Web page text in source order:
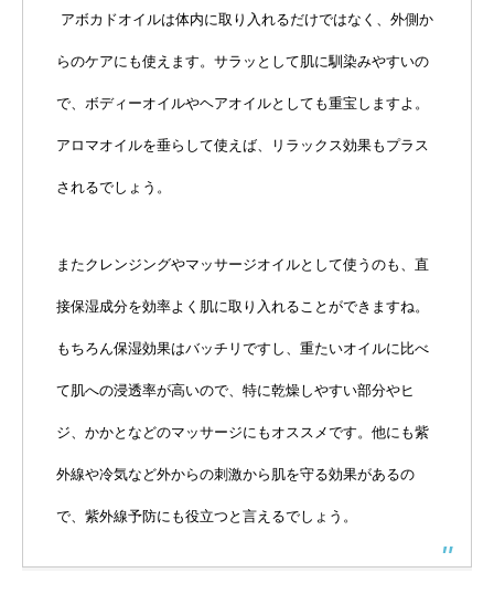
アボカドオイルは体内に取り入れるだけではなく、外側か
らのケアにも使えます。サラッとして肌に馴染みやすいの
で、ボディーオイルやヘアオイルとしても重宝しますよ。
アロマオイルを垂らして使えば、リラックス効果もプラス
されるでしょう。
またクレンジングやマッサージオイルとして使うのも、直
接保湿成分を効率よく肌に取り入れることができますね。
もちろん保湿効果はバッチリですし、重たいオイルに比べ
て肌への浸透率が高いので、特に乾燥しやすい部分やヒ
ジ、かかとなどのマッサージにもオススメです。他にも紫
外線や冷気など外からの刺激から肌を守る効果があるの
で、紫外線予防にも役立つと言えるでしょう。